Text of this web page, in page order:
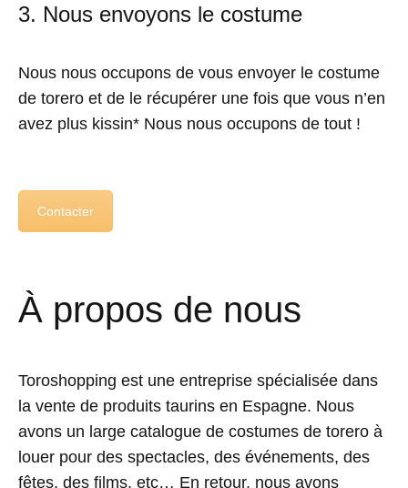
3. Nous envoyons le costume
Nous nous occupons de vous envoyer le costume
de torero et de le récupérer une fois que vous n’en
avez plus kissin* Nous nous occupons de tout !
Contacter
À propos de nous
Toroshopping est une entreprise spécialisée dans
la vente de produits taurins en Espagne. Nous
avons un large catalogue de costumes de torero à
louer pour des spectacles, des événements, des
fêtes, des films, etc… En retour, nous avons